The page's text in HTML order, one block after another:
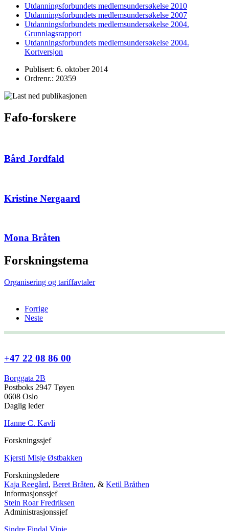
Utdanningsforbundets medlemsundersøkelse 2010
Utdanningsforbundets medlemsundersøkelse 2007
Utdanningsforbundets medlemsundersøkelse 2004.
Grunnlagsrapport
Utdanningsforbundets medlemsundersøkelse 2004.
Kortversjon
Publisert: 6. oktober 2014
Ordrenr.: 20359
Fafo-forskere
Bård Jordfald
Kristine Nergaard
Mona Bråten
Forskningstema
Organisering og tariffavtaler
Forrige
Neste
+47 22 08 86 00
Borggata 2B
Postboks 2947 Tøyen
0608 Oslo
Daglig leder
Hanne C. Kavli
Forskningssjef
Kjersti Misje Østbakken
Forskningsledere
Kaja Reegård, Beret Bråten, & Ketil Bråthen
Informasjonssjef
Stein Roar Fredriksen
Administrasjonssjef
Sindre Findal Vinje